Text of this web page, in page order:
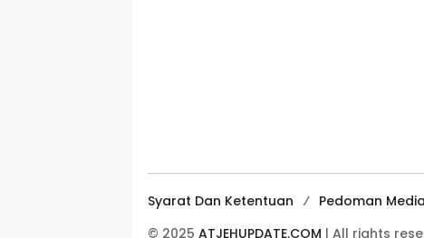
Syarat Dan Ketentuan Pedoman
© 2025 ATJEHUPDATE.COM | All rights